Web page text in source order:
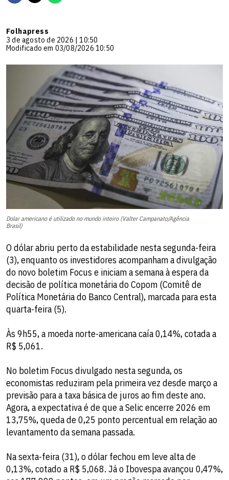
Folhapress
3 de agosto de 2026 | 10:50
Modificado em 03/08/2026 10:50
Dolar americano é utilizado no mundo inteiro (Valter Campanato/Agência
Brasil)
O dólar abriu perto da estabilidade nesta segunda-feira
(3), enquanto os investidores acompanham a divulgação
do novo boletim Focus e iniciam a semana à espera da
decisão de política monetária do Copom (Comitê de
Política Monetária do Banco Central), marcada para esta
quarta-feira (5).
Às 9h55, a moeda norte-americana caía 0,14%, cotada a
R$ 5,061.
No boletim Focus divulgado nesta segunda, os
economistas reduziram pela primeira vez desde março a
previsão para a taxa básica de juros ao fim deste ano.
Agora, a expectativa é de que a Selic encerre 2026 em
13,75%, queda de 0,25 ponto percentual em relação ao
levantamento da semana passada.
Na sexta-feira (31), o dólar fechou em leve alta de
0,13%, cotado a R$ 5,068. Já o Ibovespa avançou 0,47%,